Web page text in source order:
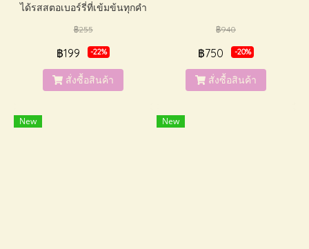
ได้รสสตอเบอร์รี่ที่เข้มข้นทุกคำ
น้ำตาลต่ำ มีวิตามินและแร่ธาตุ
ทานได้ทั้งเด็กและผู้ใหญ่
ปราศจากนมและถั่ว ไม่ใส่สาร
กันเสีย และสีสังเคราะห์
฿255
฿199 -22%
สั่งซื้อสินค้า
฿940
฿750 -20%
สั่งซื้อสินค้า
New New